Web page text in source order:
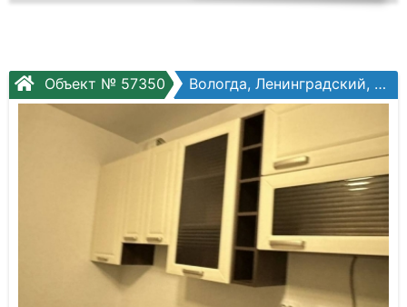
Объект № 57350 Вологда, Ленинградский, Ленинградская ул, №148